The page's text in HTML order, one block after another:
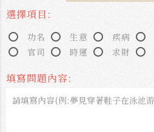
選擇項目:
功名 生意 疾病
官司
時運 求財
填寫問題內容: